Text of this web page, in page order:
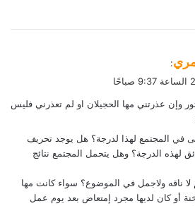
:
وإن عذرتني مها الحجيلان او لم تعذرني فليس
في المجتمع لهذا لدرجة؟ هل يوجد تحريف
لهذه الدرجة؟ وهل يتحمل المجتمع نتائج
ناقه ولاجمل في الموضوع؟ سواء كانت مها
أو كان لديها مجرد إمتعاض بعد يوم عمل